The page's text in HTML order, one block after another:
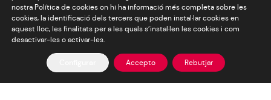
VERANDA
nostra Política de cookies on hi ha informació més completa sobre les
cookies, la identificació dels tercers que poden instal·lar cookies en
aquest lloc, les finalitats per a les quals s’instal·len les cookies i com
desactivar-les o activar-les.
Accepto Rebutjar